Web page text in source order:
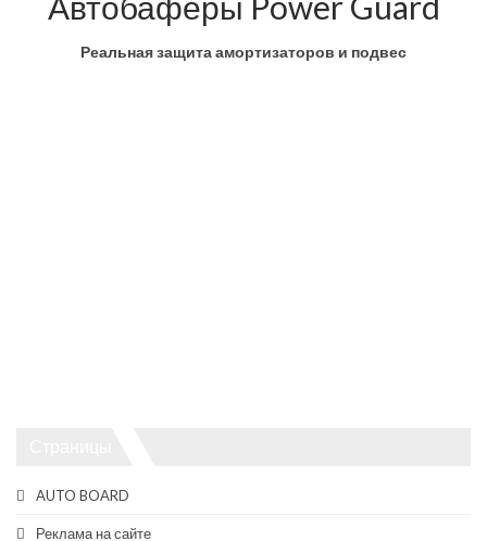
Реальная защита амортизаторов и подвес
AUTO BOARD
Реклама на сайте